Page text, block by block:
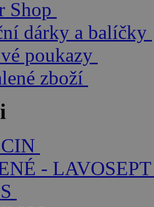
Shop
dárky a balíčky
poukazy
zboží
- LAVOSEPT